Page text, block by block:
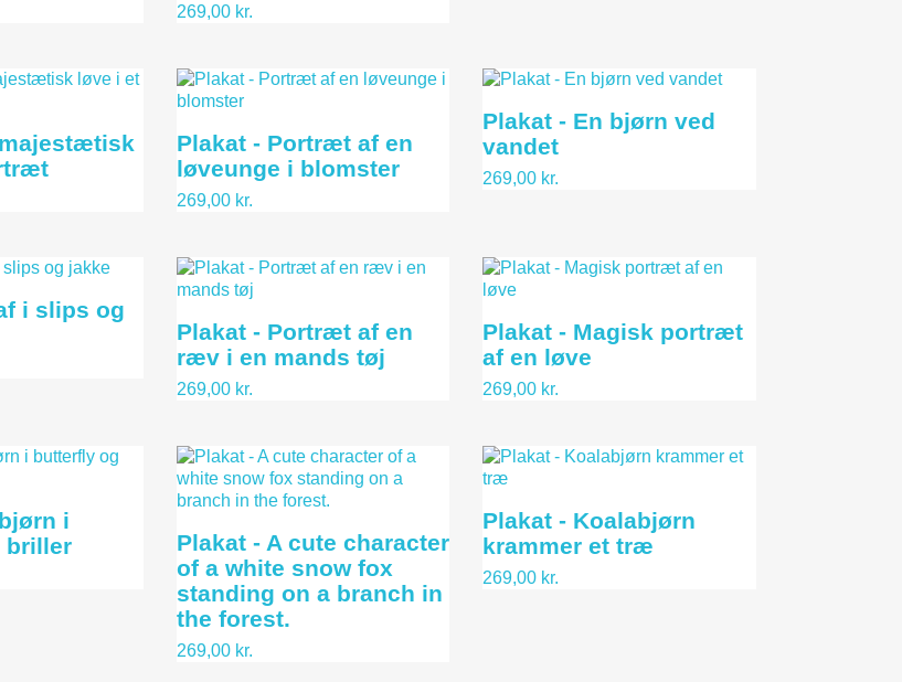
269,00 kr.
Plakat - Portræt af en
løveunge i blomster
269,00 kr.
Plakat - En bjørn ved
vandet
269,00 kr.
i slips og
Plakat - Portræt af en
ræv i en mands tøj
269,00 kr.
Plakat - Magisk portræt
af en løve
269,00 kr.
i
briller
Plakat - A cute character
of a white snow fox
standing on a branch in
the forest.
269,00 kr.
Plakat - Koalabjørn
krammer et træ
269,00 kr.